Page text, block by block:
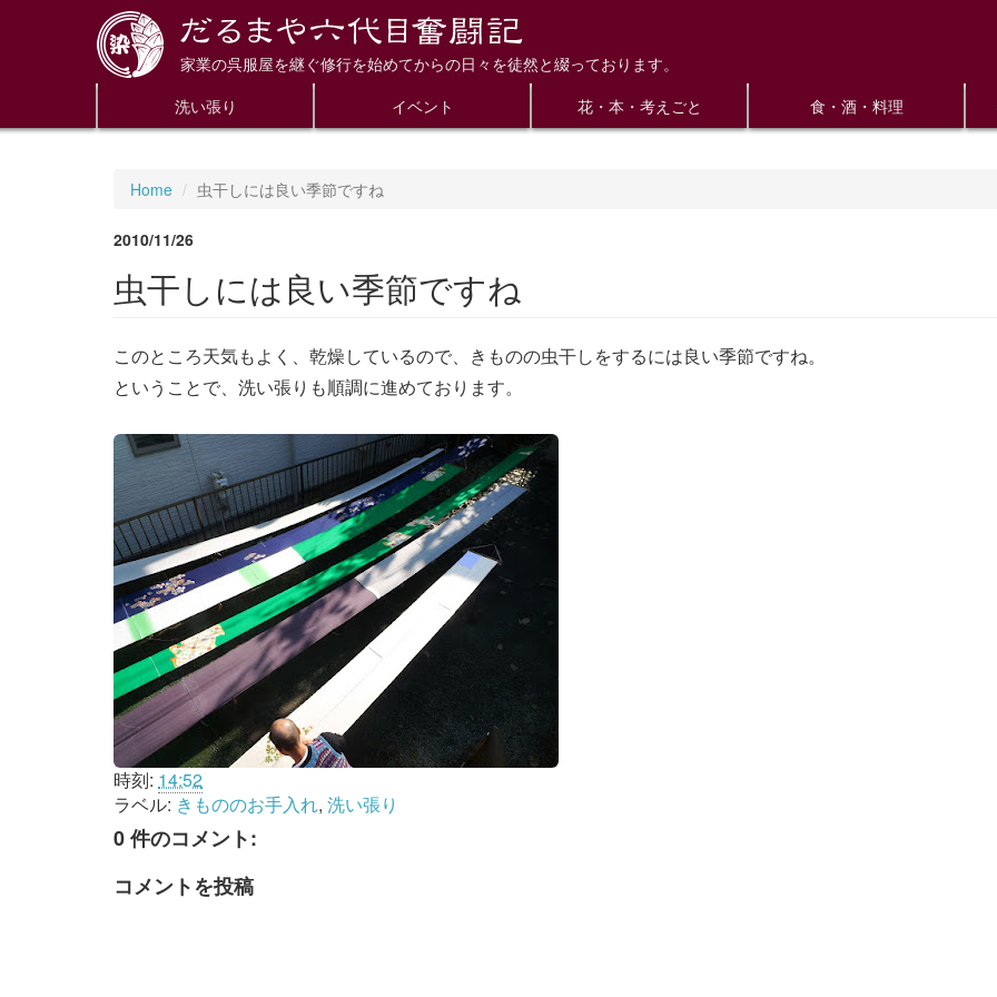
家業の呉服屋を継ぐ修行を始めてからの日々を徒然と綴っております。
洗い張り
イベント 花・本・考えごと 食・酒・料理
Home 虫干しには良い季節ですね
2010/11/26
虫干しには良い季節ですね
このところ天気もよく、乾燥しているので、きものの虫干しをするには良い季節ですね。
ということで、洗い張りも順調に進めております。
時刻: 14:52
ラベル: きもののお手入れ, 洗い張り
0 件のコメント:
コメントを投稿